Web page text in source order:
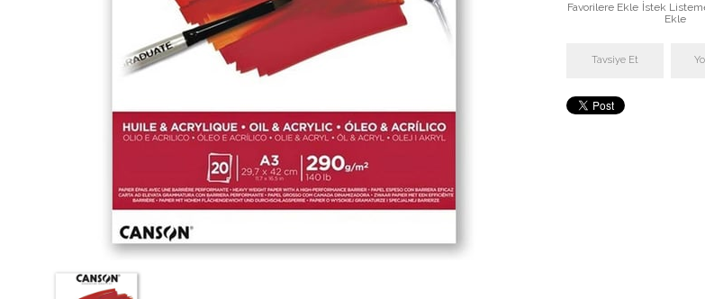
Favorilere Ekle İstek
Ekle
Tavsiye Et